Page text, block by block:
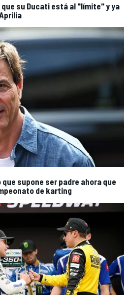
su Ducati está al "límite" y ya
supone ser padre ahora que
de karting